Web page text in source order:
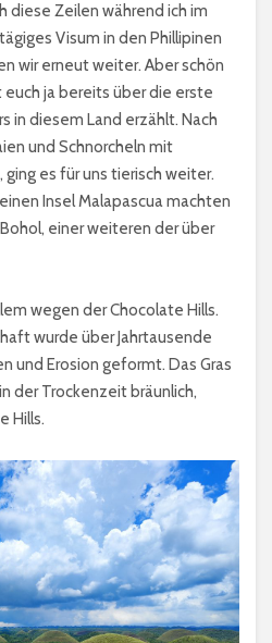
diese Zeilen während ich im
Visum in den Phillipinen
wir erneut weiter. Aber schön
euch ja bereits über die erste
in diesem Land erzählt. Nach
und Schnorcheln mit
es für uns tierisch weiter.
Insel Malapascua machten
einer weiteren der über
wegen der Chocolate Hills.
wurde über Jahrtausende
und Erosion geformt. Das Gras
der Trockenzeit bräunlich,
Hills.